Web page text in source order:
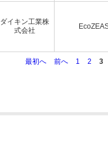
ダイキン工業株
式会社
最初へ 前へ 1 2 3